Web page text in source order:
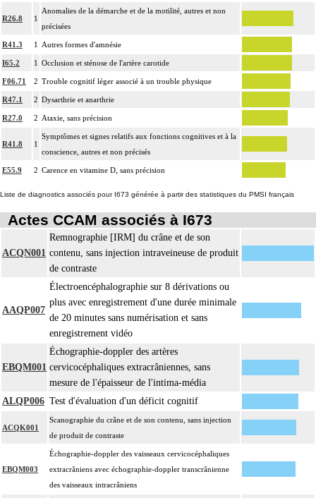
R26.8 1
Anomalies de la démarche et de la motilité, autres et non
précisées
R41.3 1 Autres formes d'amnésie
I65.2 1 Occlusion et sténose de l'artère carotide
F06.71 2 Trouble cognitif léger associé à un trouble physique
R47.1 2 Dysarthrie et anarthrie
R27.0 2 Ataxie, sans précision
R41.8 1
Symptômes et signes relatifs aux fonctions cognitives et à la
conscience, autres et non précisés
E55.9 2 Carence en vitamine D, sans précision
Liste de diagnostics associés pour I673 générée à partir des statistiques du PMSI français
Actes CCAM associés à I673
ACQN001
Remnographie [IRM] du crâne et de son
contenu, sans injection intraveineuse de produit
de contraste
AAQP007
Électroencéphalographie sur 8 dérivations ou
plus avec enregistrement d'une durée minimale
de 20 minutes sans numérisation et sans
enregistrement vidéo
EBQM001
Échographie-doppler des artères
cervicocéphaliques extracrâniennes, sans
mesure de l'épaisseur de l'intima-média
ALQP006 Test d'évaluation d'un déficit cognitif
ACQK001
Scanographie du crâne et de son contenu, sans injection
de produit de contraste
EBQM003
Échographie-doppler des vaisseaux cervicocéphaliques
extracrâniens avec échographie-doppler transcrânienne
des vaisseaux intracrâniens